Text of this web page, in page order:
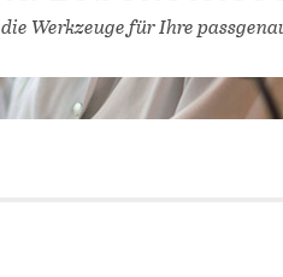
(DBIS)
SAMMLUNGEN
Werkzeuge für Ihre